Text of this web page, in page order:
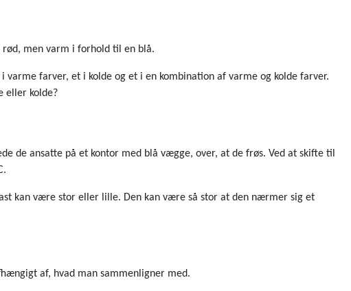
men varm i forhold til en blå.
farver, et i kolde og et i en kombination af varme og kolde farver.
eller kolde?
de ansatte på et kontor med blå vægge, over, at de frøs. Ved at skifte til
kan være stor eller lille. Den kan være så stor at den nærmer sig et
af, hvad man sammenligner med.